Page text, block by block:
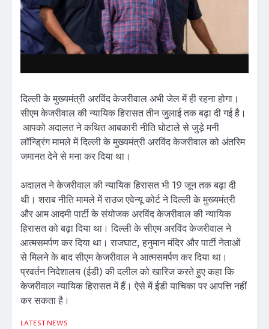
दिल्ली के मुख्यमंत्री अरविंद केजरीवाल अभी जेल में ही रहना होगा।
सीएम केजरीवाल की न्यायिक हिरासत तीन जुलाई तक बढ़ा दी गई है।
आपको अदालत ने कथित आबकारी नीति घोटाले से जुड़े मनी
लॉन्ड्रिंग मामले में दिल्ली के मुख्यमंत्री अरविंद केजरीवाल को अंतरिम
जमानत देने से मना कर दिया था।
अदालत ने केजरीवाल की न्यायिक हिरासत भी 19 जून तक बढ़ा दी
थी। शराब नीति मामले में राउज एवेन्यू कोर्ट ने दिल्ली के मुख्यमंत्री
और आम आदमी पार्टी के संयोजक अरविंद केजरीवाल की न्यायिक
हिरासत को बढ़ा दिया था। दिल्ली के सीएम अरविंद केजरीवाल ने
आत्मसमर्पण कर दिया था। राजघाट, हनुमान मंदिर और पार्टी नेताओं
से मिलने के बाद सीएम केजरीवाल ने आत्मसमर्पण कर दिया था।
प्रवर्तन निदेशालय (ईडी) की दलील को खारिज करते हुए कहा कि
केजरीवाल न्यायिक हिरासत में हैं। ऐसे में ईडी याचिका पर आपत्ति नहीं
कर सकता है।
LATEST NEWS